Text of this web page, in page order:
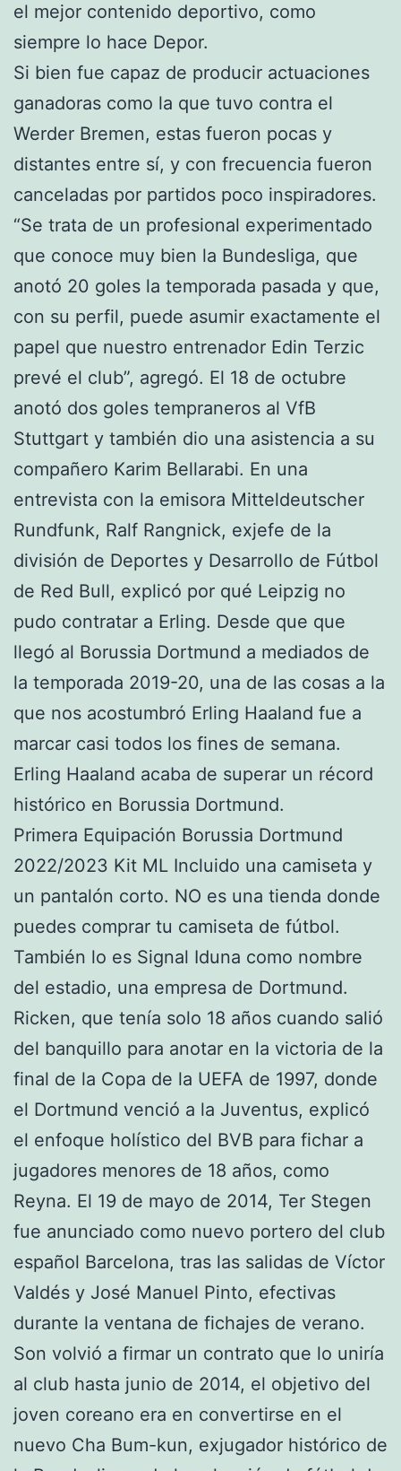
el mejor contenido deportivo, como
siempre lo hace Depor.
Si bien fue capaz de producir actuaciones
ganadoras como la que tuvo contra el
Werder Bremen, estas fueron pocas y
distantes entre sí, y con frecuencia fueron
canceladas por partidos poco inspiradores.
“Se trata de un profesional experimentado
que conoce muy bien la Bundesliga, que
anotó 20 goles la temporada pasada y que,
con su perfil, puede asumir exactamente el
papel que nuestro entrenador Edin Terzic
prevé el club”, agregó. El 18 de octubre
anotó dos goles tempraneros al VfB
Stuttgart y también dio una asistencia a su
compañero Karim Bellarabi. En una
entrevista con la emisora Mitteldeutscher
Rundfunk, Ralf Rangnick, exjefe de la
división de Deportes y Desarrollo de Fútbol
de Red Bull, explicó por qué Leipzig no
pudo contratar a Erling. Desde que que
llegó al Borussia Dortmund a mediados de
la temporada 2019-20, una de las cosas a la
que nos acostumbró Erling Haaland fue a
marcar casi todos los fines de semana.
Erling Haaland acaba de superar un récord
histórico en Borussia Dortmund.
Primera Equipación Borussia Dortmund
2022/2023 Kit ML Incluido una camiseta y
un pantalón corto. NO es una tienda donde
puedes comprar tu camiseta de fútbol.
También lo es Signal Iduna como nombre
del estadio, una empresa de Dortmund.
Ricken, que tenía solo 18 años cuando salió
del banquillo para anotar en la victoria de la
final de la Copa de la UEFA de 1997, donde
el Dortmund venció a la Juventus, explicó
el enfoque holístico del BVB para fichar a
jugadores menores de 18 años, como
Reyna. El 19 de mayo de 2014, Ter Stegen
fue anunciado como nuevo portero del club
español Barcelona, tras las salidas de Víctor
Valdés y José Manuel Pinto, efectivas
durante la ventana de fichajes de verano.
Son volvió a firmar un contrato que lo uniría
al club hasta junio de 2014, el objetivo del
joven coreano era en convertirse en el
nuevo Cha Bum-kun, exjugador histórico de